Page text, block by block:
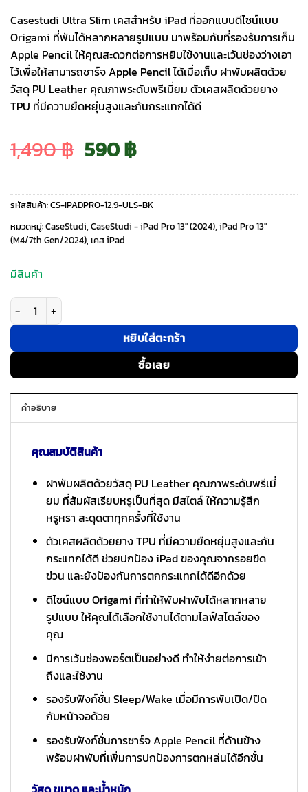
Casestudi Ultra Slim เคสสำหรับ iPad ที่ออกแบบดีไซน์แบบ
Origami ที่พับได้หลากหลายรูปแบบ มาพร้อมกับที่รองรับการเก็บ
Apple Pencil ให้คุณสะดวกต่อการหยิบใช้งานและเว้นช่องว่างเอา
ไว้เพื่อให้สามารถชาร์จ Apple Pencil ได้เมื่อเก็บ ฝาพับผลิตด้วย
วัสดุ PU Leather คุณภาพระดับพรีเมี่ยม ตัวเคสผลิตด้วยยาง
TPU ที่มีความยืดหยุ่นสูงและกันกระแทกได้ดี
1,490฿ Original
price
was:
590฿Current
price
is:
รหัสสินค้า:CS-IPADPRO-12.9-ULS-BK
หมวดหมู่:CaseStudi, CaseStudi - iPad Pro 13" (2024), iPad Pro 13"
(M4/7th Gen/2024), เคส iPad
มีสินค้า
จำนวน Casestudi รุ่น ULS - เคส iPad Pro 13" (7th/2024) - สี Black ชิ้น
หยิบใส่ตะกร้า
ซื้อเลย
คำอธิบาย
คุณสมบัติสินค้า
ฝาพับผลิตด้วยวัสดุ PU Leather คุณภาพระดับพรีเมี่
ยม ที่สัมผัสเรียบหรูเป็นที่สุด มีสไตล์ ให้ความรู้สึก
หรูหรา สะดุดตาทุกครั้งที่ใช้งาน
ตัวเคสผลิตด้วยยาง TPU ที่มีความยืดหยุ่นสูงและกัน
กระแทกได้ดี ช่วยปกป้อง iPad ของคุณจากรอยขีด
ข่วน และยังป้องกันการตกกระแทกได้ดีอีกด้วย
ดีไซน์แบบ Origami ที่ทำให้พับฝาพับได้หลากหลาย
รูปแบบ ให้คุณได้เลือกใช้งานได้ตามไลฟ์สไตล์ของ
คุณ
มีการเว้นช่องพอร์ตเป็นอย่างดี ทำให้ง่ายต่อการเข้า
ถึงและใช้งาน
รองรับฟังก์ชั่น Sleep/Wake เมื่อมีการพับเปิด/ปิด
กับหน้าจอด้วย
รองรับฟังก์ชั่นการชาร์จ Apple Pencil ที่ด้านข้าง
พร้อมฝาพับที่เพิ่มการปกป้องการตกหล่นได้อีกชั้น